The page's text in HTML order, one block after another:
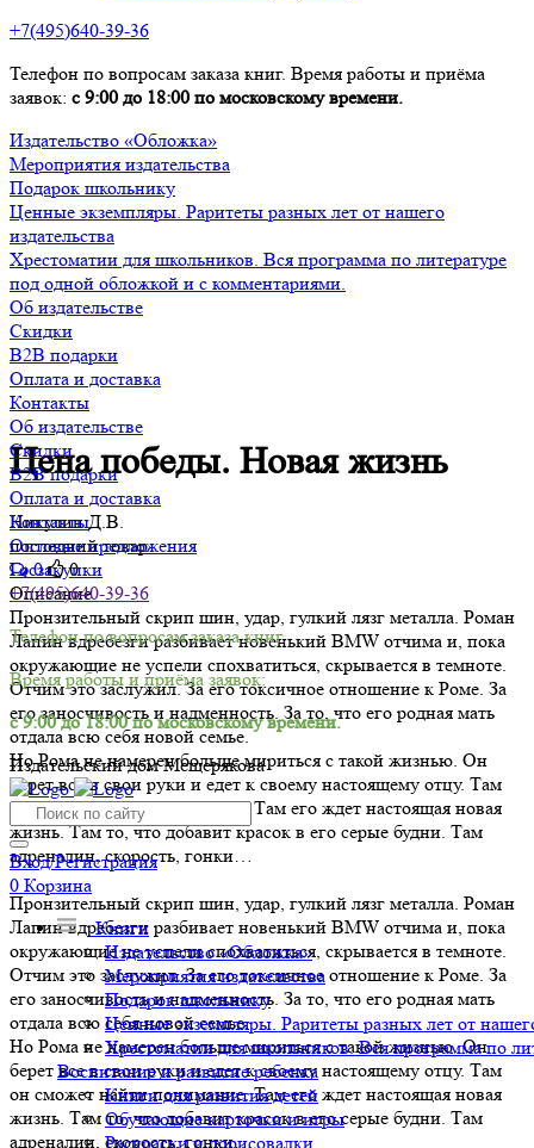
+7(495)640-39-36
Телефон по вопросам заказа книг. Время работы и приёма
заявок: с 9:00 до 18:00 по московскому времени.
Издательство «Обложка»
Мероприятия издательства
Подарок школьнику
Ценные экземпляры. Раритеты разных лет от нашего
издательства
Хрестоматии для школьников. Вся программа по литературе
под одной обложкой и с комментариями.
Об издательстве
Скидки
B2B подарки
Оплата и доставка
Контакты
Об издательстве
Скидки
B2B подарки
Оплата и доставка
Контакты
Оптовые предложения
Госзакупки
+7(495)640-39-36
Телефон по вопросам заказа книг.
Время работы и приёма заявок:
с 9:00 до 18:00 по московскому времени.
Издательский дом Мещерякова
Вход/Регистрация
0 Корзина
Книги
Издательство «Обложка»
Мероприятия издательства
Подарок школьнику
Ценные экземпляры. Раритеты разных лет от
Хрестоматии для школьников. Вся программа по
Воспитание и развитие ребенка
Книги для развития детей
Обучающие карточки и игры
Раскраски и дорисовалки
Цена победы. Новая жизнь
Никулин Д.В.
последний товар
0
0
Описание
Пронзительный скрип шин, удар, гулкий лязг металла. Роман
Лапин вдребезги разбивает новенький BMW отчима и, пока
окружающие не успели спохватиться, скрывается в темноте.
Отчим это заслужил. За его токсичное отношение к Роме. За
его заносчивость и надменность. За то, что его родная мать
отдала всю себя новой семье.
Но Рома не намерен больше мириться с такой жизнью. Он
берет все в свои руки и едет к своему настоящему отцу. Там
он сможет найти понимание. Там его ждет настоящая новая
жизнь. Там то, что добавит красок в его серые будни. Там
адреналин, скорость, гонки…
Пронзительный скрип шин, удар, гулкий лязг металла. Роман
Лапин вдребезги разбивает новенький BMW отчима и, пока
окружающие не успели спохватиться, скрывается в темноте.
Отчим это заслужил. За его токсичное отношение к Роме. За
его заносчивость и надменность. За то, что его родная мать
отдала всю себя новой семье.
Но Рома не намерен больше мириться с такой жизнью. Он
берет все в свои руки и едет к своему настоящему отцу. Там
он сможет найти понимание. Там его ждет настоящая новая
жизнь. Там то, что добавит красок в его серые будни. Там
адреналин, скорость, гонки…